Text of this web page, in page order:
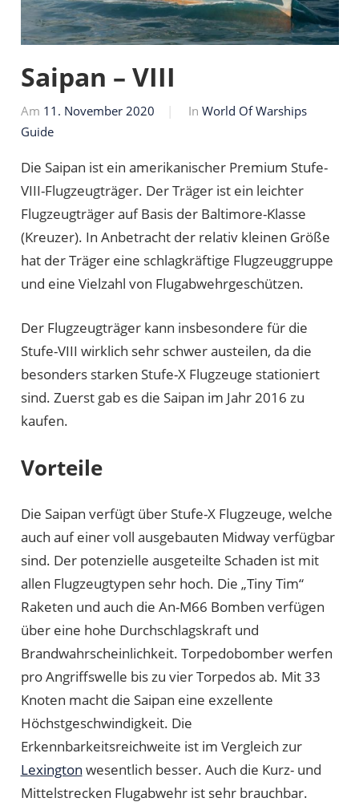
Saipan – VIII
Am 11. November 2020
Von
In World Of Warships
Guide
Die Saipan ist ein amerikanischer Premium Stufe-
VIII-Flugzeugträger. Der Träger ist ein leichter
Flugzeugträger auf Basis der Baltimore-Klasse
(Kreuzer). In Anbetracht der relativ kleinen Größe
hat der Träger eine schlagkräftige Flugzeuggruppe
und eine Vielzahl von Flugabwehrgeschützen.
Der Flugzeugträger kann insbesondere für die
Stufe-VIII wirklich sehr schwer austeilen, da die
besonders starken Stufe-X Flugzeuge stationiert
sind. Zuerst gab es die Saipan im Jahr 2016 zu
kaufen.
Vorteile
Die Saipan verfügt über Stufe-X Flugzeuge, welche
auch auf einer voll ausgebauten Midway verfügbar
sind. Der potenzielle ausgeteilte Schaden ist mit
allen Flugzeugtypen sehr hoch. Die „Tiny Tim“
Raketen und auch die An-M66 Bomben verfügen
über eine hohe Durchschlagskraft und
Brandwahrscheinlichkeit. Torpedobomber werfen
pro Angriffswelle bis zu vier Torpedos ab. Mit 33
Knoten macht die Saipan eine exzellente
Höchstgeschwindigkeit. Die
Erkennbarkeitsreichweite ist im Vergleich zur
Lexington wesentlich besser. Auch die Kurz- und
Mittelstrecken Flugabwehr ist sehr brauchbar.